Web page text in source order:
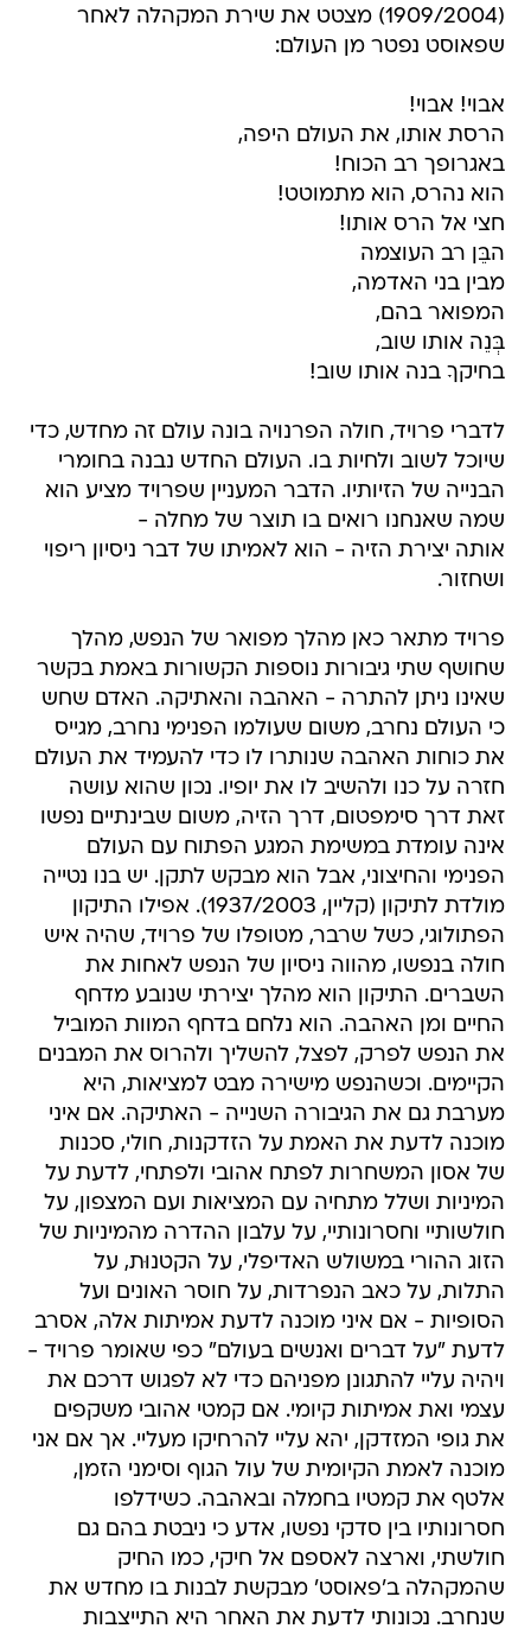
(1909/2004) מצטט את שירת המקהלה לאחר
שפאוסט נפטר מן העולם:
אבוי! אבוי!
הרסת אותו, את העולם היפה,
באגרופך רב הכוח!
הוא נהרס, הוא מתמוטט!
חצי אל הרס אותו!
הבֵּן רב העוצמה
מבין בני האדמה,
המפואר בהם,
בְּנֵה אותו שוב,
בחיקךָ בנה אותו שוב!
לדברי פרויד, חולה הפרנויה בונה עולם זה מחדש, כדי
שיוכל לשוב ולחיות בו. העולם החדש נבנה בחומרי
הבנייה של הזיותיו. הדבר המעניין שפרויד מציע הוא
שמה שאנחנו רואים בו תוצר של מחלה -
אותה יצירת הזיה - הוא לאמיתו של דבר ניסיון ריפוי
ושחזור.
פרויד מתאר כאן מהלך מפואר של הנפש, מהלך
שחושף שתי גיבורות נוספות הקשורות באמת בקשר
שאינו ניתן להתרה - האהבה והאתיקה. האדם שחש
כי העולם נחרב, משום שעולמו הפנימי נחרב, מגייס
את כוחות האהבה שנותרו לו כדי להעמיד את העולם
חזרה על כנו ולהשיב לו את יופיו. נכון שהוא עושה
זאת דרך סימפטום, דרך הזיה, משום שבינתיים נפשו
אינה עומדת במשימת המגע הפתוח עם העולם
הפנימי והחיצוני, אבל הוא מבקש לתקן. יש בנו נטייה
מולדת לתיקון (קליין, 1937/2003). אפילו התיקון
הפתולוגי, כשל שרבר, מטופלו של פרויד, שהיה איש
חולה בנפשו, מהווה ניסיון של הנפש לאחות את
השברים. התיקון הוא מהלך יצירתי שנובע מדחף
החיים ומן האהבה. הוא נלחם בדחף המוות המוביל
את הנפש לפרק, לפצל, להשליך ולהרוס את המבנים
הקיימים. וכשהנפש מישירה מבט למציאות, היא
מערבת גם את הגיבורה השנייה - האתיקה. אם איני
מוכנה לדעת את האמת על הזדקנות, חולי, סכנות
של אסון המשחרות לפתח אהובי ולפתחי, לדעת על
המיניות ושלל מתחיה עם המציאות ועם המצפון, על
חולשותיי וחסרונותיי, על עלבון ההדרה מהמיניות של
הזוג ההורי במשולש האדיפלי, על הקטנוּת, על
התלות, על כאב הנפרדות, על חוסר האונים ועל
הסופיות - אם איני מוכנה לדעת אמיתות אלה, אסרב
לדעת "על דברים ואנשים בעולם" כפי שאומר פרויד -
ויהיה עליי להתגונן מפניהם כדי לא לפגוש דרכם את
עצמי ואת אמיתות קיומי. אם קמטי אהובי משקפים
את גופי המזדקן, יהא עליי להרחיקו מעליי. אך אם אני
מוכנה לאמת הקיומית של עול הגוף וסימני הזמן,
אלטף את קמטיו בחמלה ובאהבה. כשידלפו
חסרונותיו בין סדקי נפשו, אדע כי ניבטת בהם גם
חולשתי, וארצה לאספם אל חיקי, כמו החיק
שהמקהלה ב'פאוסט' מבקשת לבנות בו מחדש את
שנחרב. נכונותי לדעת את האחר היא התייצבות